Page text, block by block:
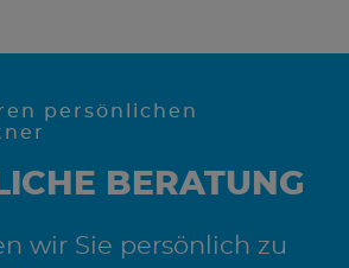
persönlichen
BERATUNG
wir Sie persönlich zu